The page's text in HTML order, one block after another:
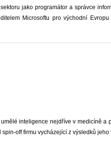
jako programátor a správce
Microsoftu pro východní
inteligence nejdříve v medicíně a
off firmu vycházející z výsledků